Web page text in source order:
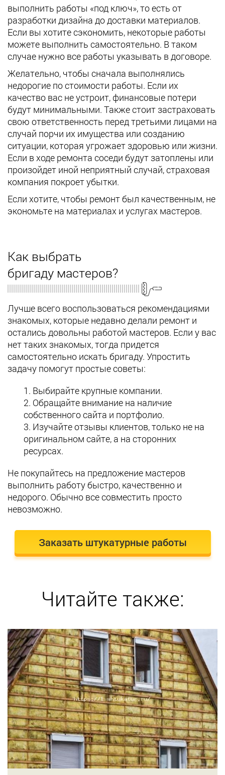
выполнить работы «под ключ», то есть от
разработки дизайна до доставки материалов.
Если вы хотите сэкономить, некоторые работы
можете выполнить самостоятельно. В таком
случае нужно все работы указывать в договоре.
Желательно, чтобы сначала выполнялись
недорогие по стоимости работы. Если их
качество вас не устроит, финансовые потери
будут минимальными. Также стоит застраховать
свою ответственность перед третьими лицами на
случай порчи их имущества или созданию
ситуации, которая угрожает здоровью или жизни.
Если в ходе ремонта соседи будут затоплены или
произойдет иной неприятный случай, страховая
компания покроет убытки.
Если хотите, чтобы ремонт был качественным, не
экономьте на материалах и услугах мастеров.
Как выбрать
бригаду мастеров?
Лучше всего воспользоваться рекомендациями
знакомых, которые недавно делали ремонт и
остались довольны работой мастеров. Если у вас
нет таких знакомых, тогда придется
самостоятельно искать бригаду. Упростить
задачу помогут простые советы:
Выбирайте крупные компании.
Обращайте внимание на наличие
собственного сайта и портфолио.
Изучайте отзывы клиентов, только не на
оригинальном сайте, а на сторонних
ресурсах.
Не покупайтесь на предложение мастеров
выполнить работу быстро, качественно и
недорого. Обычно все совместить просто
невозможно.
Заказать штукатурные работы
Читайте также: